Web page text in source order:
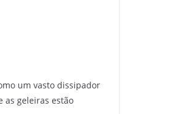
um vasto dissipador
as geleiras estão